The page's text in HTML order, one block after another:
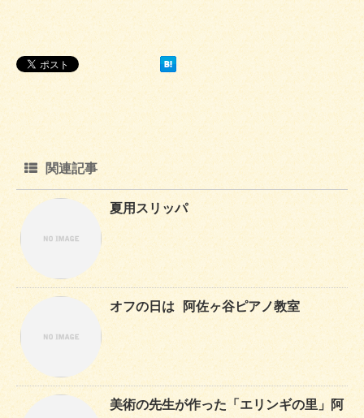
関連記事
夏用スリッパ
オフの日は 阿佐ヶ谷ピアノ教室
美術の先生が作った「エリンギの里」阿